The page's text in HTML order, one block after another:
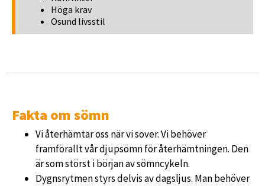
Höga krav
Osund livsstil
Fakta om sömn
Vi återhämtar oss när vi sover. Vi behöver
framförallt vår djupsömn för återhämtningen. Den
är som störst i början av sömncykeln.
Dygnsrytmen styrs delvis av dagsljus. Man behöver